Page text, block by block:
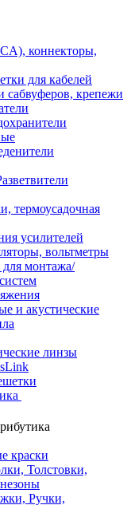
коннекторы,
для кабелей
сабвуферов, крепежи
термоусадочная
усилителей
вольтметры
монтажа/
и акустические
линзы
краски
Толстовки,
Ручки,